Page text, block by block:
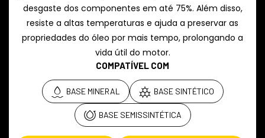
desgaste dos componentes em até 75%. Além disso,
resiste a altas temperaturas e ajuda a preservar as
propriedades do óleo por mais tempo, prolongando a
vida útil do motor.
COMPATÍVEL COM
BASE MINERAL BASE SINTÉTICO
BASE SEMISSINTÉTICA